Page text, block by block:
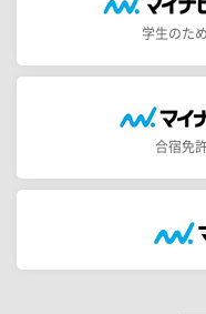
学生のた
合宿免